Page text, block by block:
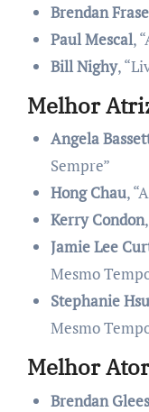
Brendan
Paul Mescal,
Bill Nighy,
Melhor
Angela
Sempre”
Hong Chau,
Kerry Condon
Jamie Lee
Mesmo
Stephanie Hsu
Mesmo
Melhor
Brendan